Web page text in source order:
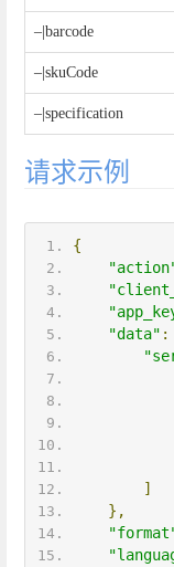
–|barcode
–|skuCode
–|specification
请求示例
{
"data" :
]
},